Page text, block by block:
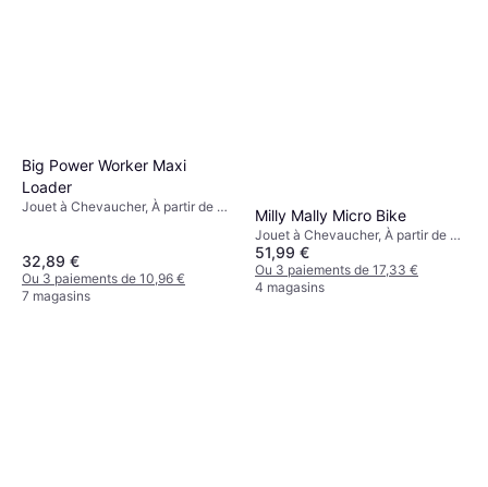
Big Power Worker Maxi
Loader
Jouet à Chevaucher, À partir de 3
32,89 €
Ou 3 paiements de 10,96 €
7 magasins
Milly Mally Micro Bike
Jouet à Chevaucher, À partir de 2
ans, Thème: Vie à la Ferme,
Océan, Animal
51,99 €
Ou 3 paiements de 17,33 €
4 magasins